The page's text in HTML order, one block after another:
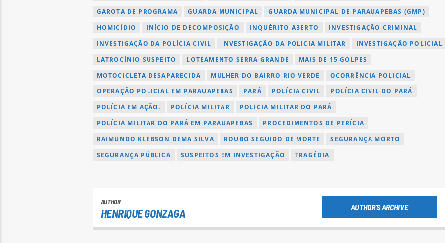
GAROTA DE PROGRAMA
GUARDA MUNICIPAL
GUARDA MUNICIPAL DE PARAUAPEBAS (GMP)
HOMICÍDIO
INÍCIO DE DECOMPOSIÇÃO INQUÉRITO ABERTO
INVESTIGAÇÃO CRIMINAL
INVESTIGAÇÃO DA POLÍCIA CIVIL
INVESTIGAÇÃO DA POLICIA MILITAR
INVESTIGAÇÃO POLICIAL
LATROCÍNIO SUSPEITO
LOTEAMENTO SERRA GRANDE
MAIS DE 15 GOLPES
MOTOCICLETA DESAPARECIDA
MULHER DO BAIRRO RIO VERDE
OCORRÊNCIA POLICIAL
OPERAÇÃO POLICIAL EM PARAUAPEBAS
PARÁ POLÍCIA CIVIL
POLÍCIA CIVIL DO PARÁ
POLÍCIA EM AÇÃO.
POLÍCIA MILITAR
POLICIA MILITAR DO PARÁ
POLÍCIA MILITAR DO PARÁ EM PARAUAPEBAS
PROCEDIMENTOS DE PERÍCIA
RAIMUNDO KLEBSON DEMA SILVA
ROUBO SEGUIDO DE MORTE
SEGURANÇA MORTO
SEGURANÇA PÚBLICA
SUSPEITOS EM INVESTIGAÇÃO TRAGÉDIA
AUTHOR
HENRIQUE GONZAGA AUTHOR'S ARCHIVE